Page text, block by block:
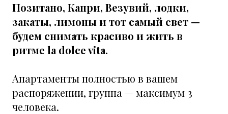
Позитано, Капри, Везувий, лодки,
закаты, лимоны и тот самый свет —
будем снимать красиво и жить в
ритме la dolce vita.
Апартаменты полностью в вашем
распоряжении, группа — максимум 3
человека.